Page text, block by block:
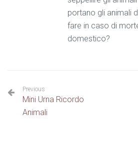
portano gli animali
fare in caso di
domestico?
Previous
Mini Urna Ricordo
Animali